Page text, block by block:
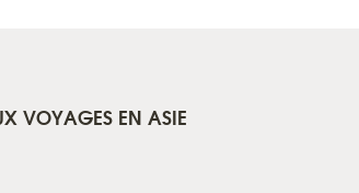
VOYAGES EN ASIE